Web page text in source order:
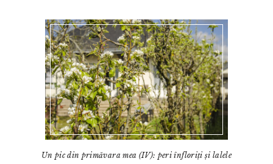
Un pic din primăvara mea (IV): peri înfloriți și lalele